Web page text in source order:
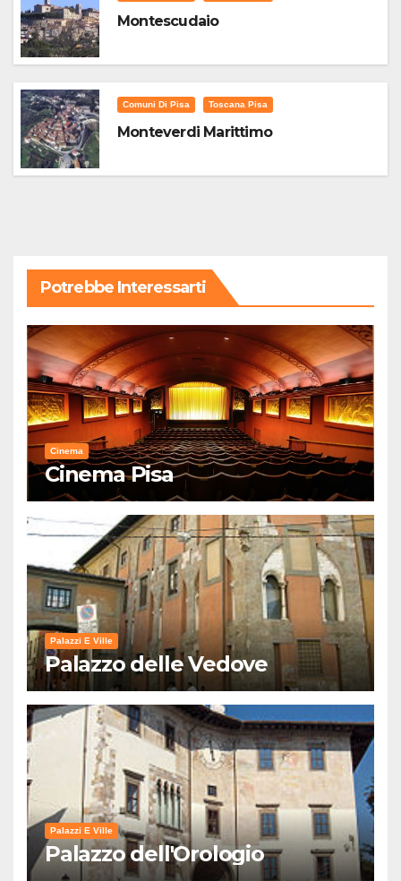
Montescudaio
Comuni Di Pisa Toscana Pisa
Monteverdi Marittimo
Potrebbe Interessarti
Cinema
Cinema Pisa
Palazzi E Ville
Palazzo delle Vedove
Palazzi E Ville
Palazzo dell'Orologio